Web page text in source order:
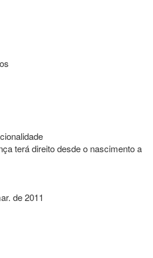
terá direito desde o nascimento a
de 2011